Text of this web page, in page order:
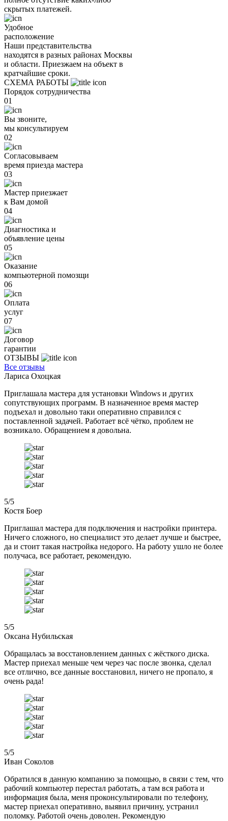
скрытых платежей.
Удобное
расположение
Наши представительства
находятся в разных районах Москвы
и области. Приезжаем на объект в
кратчайшие сроки.
СХЕМА РАБОТЫ
Порядок сотрудничества
01
Вы звоните,
мы консультируем
02
Согласовываем
время приезда мастера
03
Мастер приезжает
к Вам домой
04
Диагностика и
объявление цены
05
Оказание
компьютерной помозщи
06
Оплата
услуг
07
Договор
гарантии
ОТЗЫВЫ
Все отзывы
Лариса Охоцкая
Приглашала мастера для установки Windows и других
сопутствующих программ. В назначенное время мастер
подъехал и довольно таки оперативно справился с
поставленной задачей. Работает всё чётко, проблем не
возникало. Обращением я довольна.
5/5
Костя Боер
Приглашал мастера для подключения и настройки принтера.
Ничего сложного, но специалист это делает лучше и быстрее,
да и стоит такая настройка недорого. На работу ушло не более
получаса, все работает, рекомендую.
5/5
Оксана Нубильская
Обращалась за восстановлением данных с жёсткого диска.
Мастер приехал меньше чем через час после звонка, сделал
все отлично, все данные восстановил, ничего не пропало, я
очень рада!
5/5
Иван Соколов
Обратился в данную компанию за помощью, в связи с тем, что
рабочий компьютер перестал работать, а там вся работа и
информация была, меня проконсультировали по телефону,
мастер приехал оперативно, выявил причину, устранил
поломку. Работой очень доволен. Рекомендую